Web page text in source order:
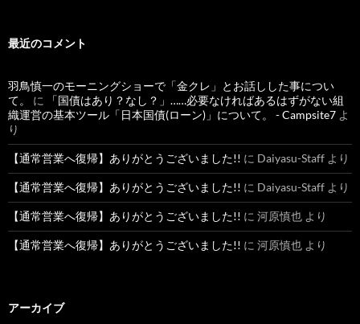
最近のコメント
羽鳥慎一のモーニングショーで「金クレ」とお話しした事につい
て。
に
「国債はあり？なし？」……必要なければあるはずがない組
織運営の基本ツール「日本国債(ローン)」について。 - Campsite7 よ
り
【通常営業へ復帰】ありがとうございました!! に Daiyasu-Staff より
【通常営業へ復帰】ありがとうございました!! に Daiyasu-Staff より
【通常営業へ復帰】ありがとうございました!! に 河原慎也 より
【通常営業へ復帰】ありがとうございました!! に 河原慎也 より
アーカイブ